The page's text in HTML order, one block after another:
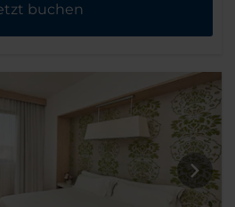
buchen